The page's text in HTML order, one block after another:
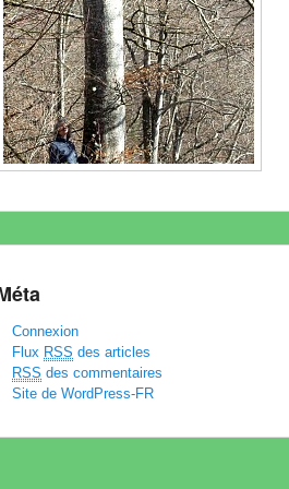
Connexion
Flux RSS des articles
RSS des commentaires
Site de WordPress-FR